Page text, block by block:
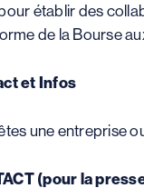
établir des
de la Bourse
et Infos
une entreprise
(pour la